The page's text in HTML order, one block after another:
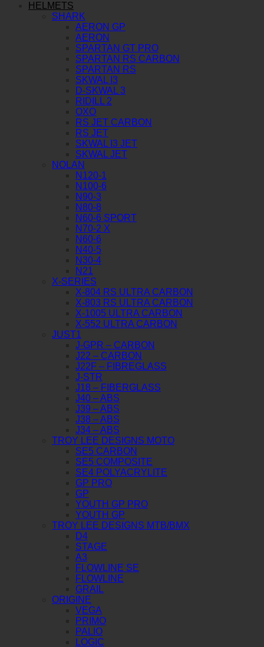
HELMETS
SHARK
AERON GP
AERON
SPARTAN GT PRO
SPARTAN RS CARBON
SPARTAN RS
SKWAL I3
D-SKWAL 3
RIDILL 2
OXO
RS JET CARBON
RS JET
SKWAL I3 JET
SKWAL JET
NOLAN
N120-1
N100-6
N90-3
N80-8
N60-6 SPORT
N70-2 X
N60-6
N40-5
N30-4
N21
X-SERIES
X-804 RS ULTRA CARBON
X-803 RS ULTRA CARBON
X-1005 ULTRA CARBON
X-552 ULTRA CARBON
JUST1
J-GPR – CARBON
J22 – CARBON
J22F – FIBREGLASS
J-STR
J18 – FIBERGLASS
J40 – ABS
J39 – ABS
J38 – ABS
J34 – ABS
TROY LEE DESIGNS MOTO
SE5 CARBON
SE5 COMPOSITE
SE4 POLYACRYLITE
GP PRO
GP
YOUTH GP PRO
YOUTH GP
TROY LEE DESIGNS MTB/BMX
D4
STAGE
A3
FLOWLINE SE
FLOWLINE
GRAIL
ORIGINE
VEGA
PRIMO
PALIO
LOGIC